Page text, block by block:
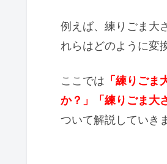
例えば、練りごま大
れらはどのように変
ここでは 「練りご
か？」「練りごま大
ついて解説していき